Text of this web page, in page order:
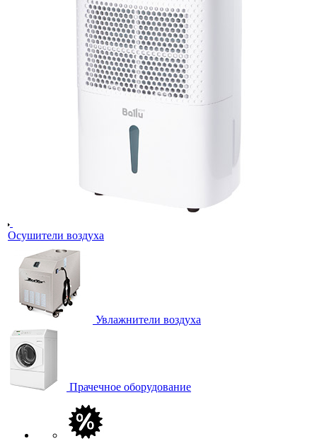
Осушители воздуха
Увлажнители воздуха
Прачечное оборудование